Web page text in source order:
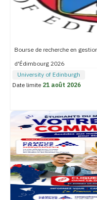
Bourse de recherche en
d'Édimbourg 2026
University of Edinburgh
Date limite 21 août 2026